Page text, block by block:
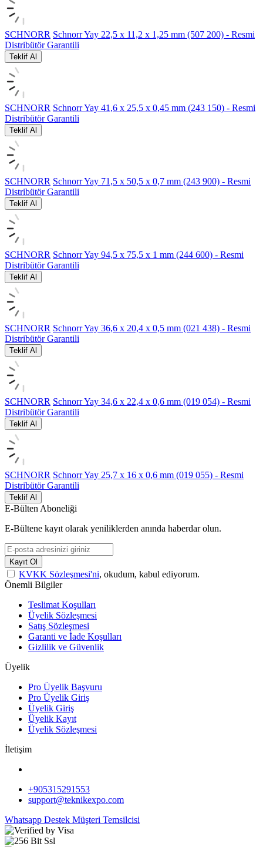
SCHNORR Schnorr Yay 22,5 x 11,2 x 1,25 mm (507 200) - Resmi
Distribütör Garantili
Teklif Al
SCHNORR Schnorr Yay 41,6 x 25,5 x 0,45 mm (243 150) - Resmi
Distribütör Garantili
Teklif Al
SCHNORR Schnorr Yay 71,5 x 50,5 x 0,7 mm (243 900) - Resmi
Distribütör Garantili
Teklif Al
SCHNORR Schnorr Yay 94,5 x 75,5 x 1 mm (244 600) - Resmi
Distribütör Garantili
Teklif Al
SCHNORR Schnorr Yay 36,6 x 20,4 x 0,5 mm (021 438) - Resmi
Distribütör Garantili
Teklif Al
SCHNORR Schnorr Yay 34,6 x 22,4 x 0,6 mm (019 054) - Resmi
Distribütör Garantili
Teklif Al
SCHNORR Schnorr Yay 25,7 x 16 x 0,6 mm (019 055) - Resmi
Distribütör Garantili
Teklif Al
E-Bülten Aboneliği
E-Bültene kayıt olarak yeniliklerden anında haberdar olun.
Kayıt Ol
KVKK Sözleşmesi'ni, okudum, kabul ediyorum.
Önemli Bilgiler
Teslimat Koşulları
Üyelik Sözleşmesi
Satış Sözleşmesi
Garanti ve İade Koşulları
Gizlilik ve Güvenlik
Üyelik
Pro Üyelik Başvuru
Pro Üyelik Giriş
Üyelik Giriş
Üyelik Kayıt
Üyelik Sözleşmesi
İletişim
+905315291553
support@teknikexpo.com
Whatsapp Destek Müşteri Temsilcisi